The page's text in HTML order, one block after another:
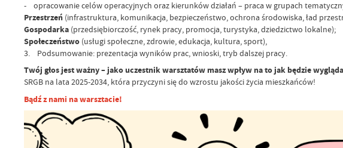
- opracowanie celów operacyjnych oraz kierunków działań – praca w grupach
Przestrzeń(infrastruktura, komunikacja, bezpieczeństwo, ochrona środowiska, ład
Gospodarka(przedsiębiorczość, rynek pracy, promocja, turystyka, dziedzictwo lokalne);
Społeczeństwo(usługi społeczne, zdrowie, edukacja, kultura, sport),
3. Podsumowanie: prezentacja wyników prac, wnioski, tryb dalszej pracy.
Twój głos jest ważny – jako uczestnik warsztatów masz wpływ na to jak będzie
SRGB na lata 2025-2034, która przyczyni się do wzrostu jakości życia mieszkańców!
Bądź z nami na warsztacie!